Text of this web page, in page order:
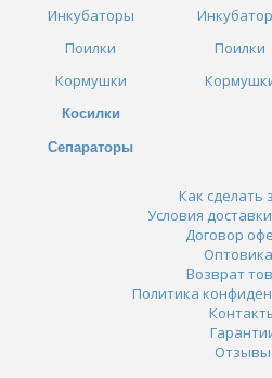
Инкубаторы
Поилки
Кормушки
Косилки
Сепараторы
Поилки
Как сделать
Условия
Договор
Возврат
Политика
Отзывы